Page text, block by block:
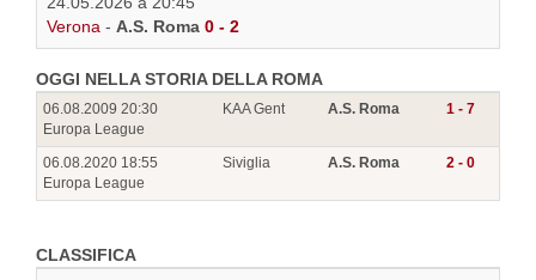
Verona - A.S. Roma 0 - 2
OGGI NELLA STORIA DELLA ROMA
06.08.2009 20:30
Europa League
KAA Gent A.S. Roma 1 - 7
06.08.2020 18:55
Europa League
Siviglia A.S. Roma 2 - 0
CLASSIFICA